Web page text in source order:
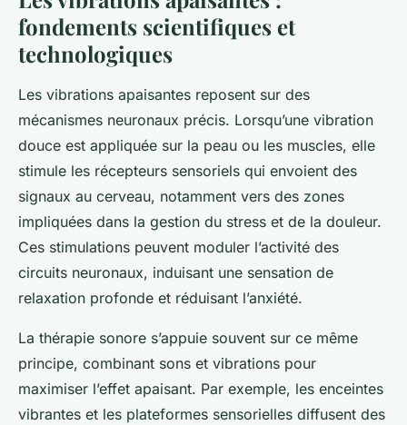
fondements scientifiques et
technologiques
Les vibrations apaisantes reposent sur des
mécanismes neuronaux précis. Lorsqu’une vibration
douce est appliquée sur la peau ou les muscles, elle
stimule les récepteurs sensoriels qui envoient des
signaux au cerveau, notamment vers des zones
impliquées dans la gestion du stress et de la douleur.
Ces stimulations peuvent moduler l’activité des
circuits neuronaux, induisant une sensation de
relaxation profonde et réduisant l’anxiété.
La thérapie sonore s’appuie souvent sur ce même
principe, combinant sons et vibrations pour
maximiser l’effet apaisant. Par exemple, les enceintes
vibrantes et les plateformes sensorielles diffusent des